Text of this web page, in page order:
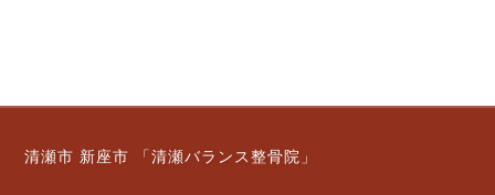
清瀬市 新座市 「清瀬バランス整骨院」